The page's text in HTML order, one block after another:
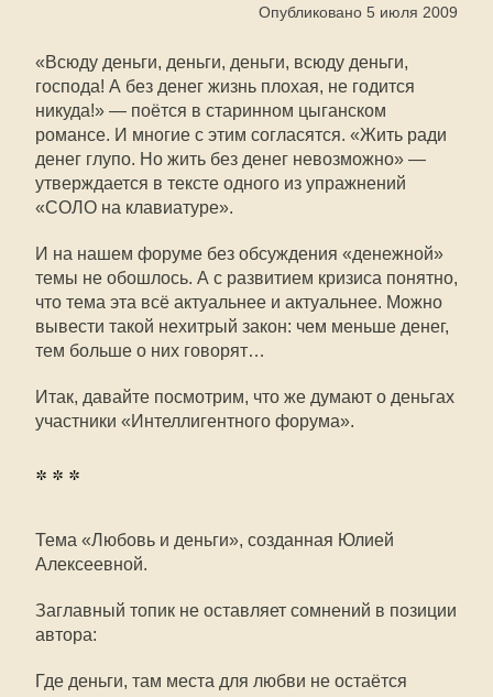
Опубликовано 5 июля 2009
«Всюду деньги, деньги, деньги, всюду деньги,
господа! А без денег жизнь плохая, не годится
никуда!» — поётся в старинном цыганском
романсе. И многие с этим согласятся. «Жить ради
денег глупо. Но жить без денег невозможно» —
утверждается в тексте одного из упражнений
«СОЛО на клавиатуре».
И на нашем форуме без обсуждения «денежной»
темы не обошлось. А с развитием кризиса понятно,
что тема эта всё актуальнее и актуальнее. Можно
вывести такой нехитрый закон: чем меньше денег,
тем больше о них говорят…
Итак, давайте посмотрим, что же думают о деньгах
участники «Интеллигентного форума».
* * *
Тема «Любовь и деньги», созданная Юлией
Алексеевной.
Заглавный топик не оставляет сомнений в позиции
автора:
Где деньги, там места для любви не остаётся